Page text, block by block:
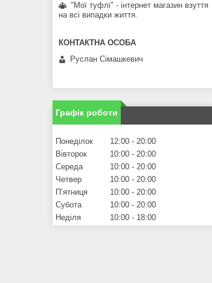
"Мої туфлі" - інтернет магазин взуття
на всі випадки життя.
Руслан Сімашкевич
Графік роботи
Понеділок 12:00
20:00
Вівторок
10:00
20:00
Середа
10:00
20:00
Четвер
10:00
20:00
Пʼятниця
10:00
20:00
Субота
10:00
20:00
Неділя
10:00 18:00